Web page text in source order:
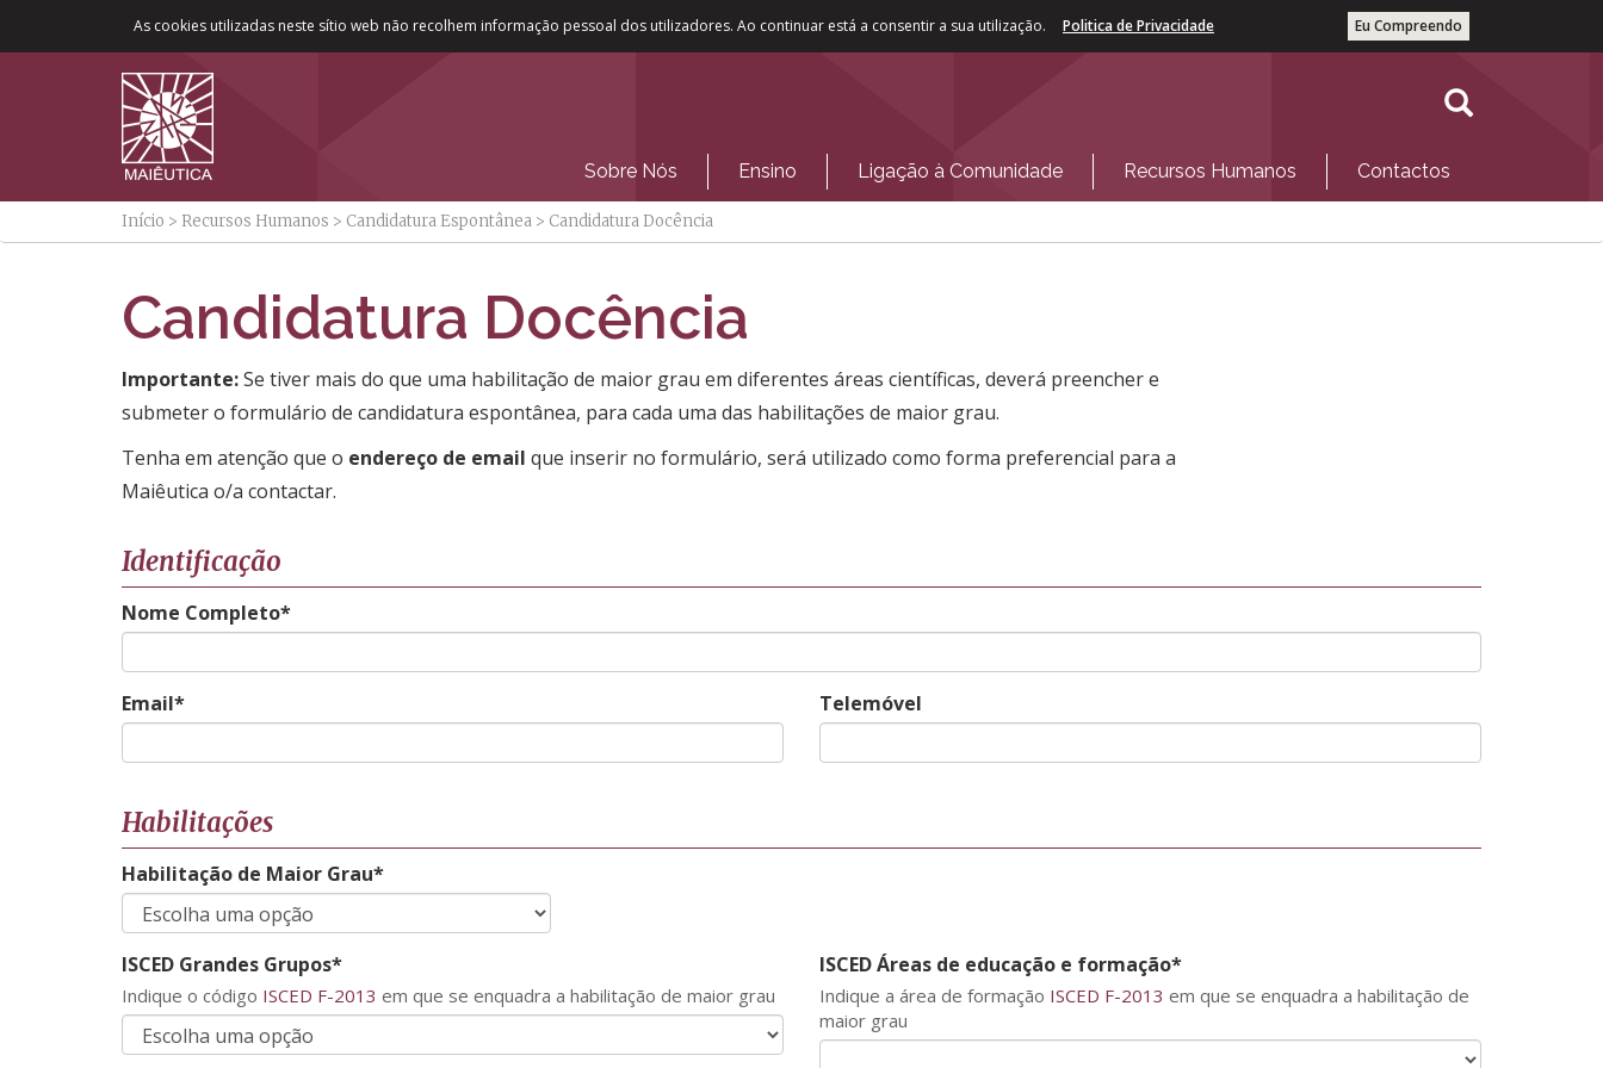
As cookies utilizadas neste sítio web não recolhem informação pessoal dos utilizadores. Ao continuar está a consentir a sua utilização. Eu Compreendo
Politica de Privacidade
Sobre Nós Ensino Ligação à Comunidade Recursos Humanos Contactos
Início > Recursos Humanos > Candidatura Espontânea > Candidatura Docência
Candidatura Docência
​​​​​​​​​​​​Importante:Se tiver mais do que uma habilitação de maior grau em diferentes áreas científicas, deverá preencher e
submeter o formulário de candidatura espontânea, para cada uma das habilitações de maior grau.
Tenha em atenção que o endereço de email que inserir no formulário, será utilizado como forma preferencial para a
Maiêutica o/a contactar.
Identificação
Nome Completo*
Email* Telemóvel
Habilitações
Habilitação de Maior Grau*
ISCED Grandes Grupos*
Indique o código ISCED F-2013 em que se enquadra a habilitação de maior grau
ISCED Áreas de educação e formação*
Indique a área de formação ISCED F-2013 em que se enquadra a habilitação de
maior grau